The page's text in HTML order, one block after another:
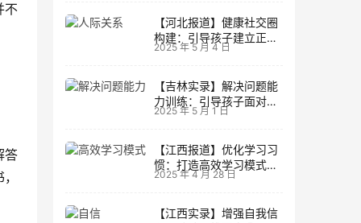
不
答
【河北报道】健康社交圈
构建：引导孩子建立正向
人际关系
2025 年 5 月 4 日
【吉林实录】解决问题能
力训练：引导孩子面对主
动挑战
2025 年 5 月 1 日
【江西报道】优化学习习
惯：打造高效学习模式的
实用技巧
2025 年 4 月 28 日
【江西实录】增强自我信